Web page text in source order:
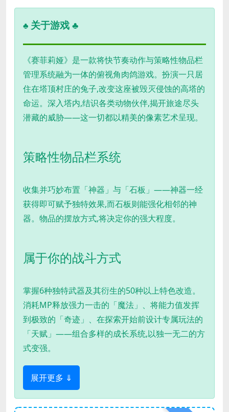
♣ 关于游戏 ♣
《赛菲莉娅》是一款将快节奏动作与策略性物品栏
管理系统融为一体的俯视角肉鸽游戏。扮演一只居
住在塔顶村庄的兔子,改变这座被毁灭侵蚀的高塔的
命运。深入塔内,结识各类动物伙伴,揭开旅途尽头
潜藏的威胁——这一切都以精美的像素艺术呈现。
策略性物品栏系统
收集并巧妙布置「神器」与「石板」——神器一经
获得即可赋予独特效果,而石板则能强化相邻的神
器。物品的摆放方式,将决定你的强大程度。
属于你的战斗方式
掌握6种独特武器及其衍生的50种以上特色改造。
消耗MP释放强力一击的「魔法」、将能力值发挥
到极致的「奇迹」、在探索开始前设计专属玩法的
「天赋」——组合多样的成长系统,以独一无二的方
式变强。
展开更多 ⇓